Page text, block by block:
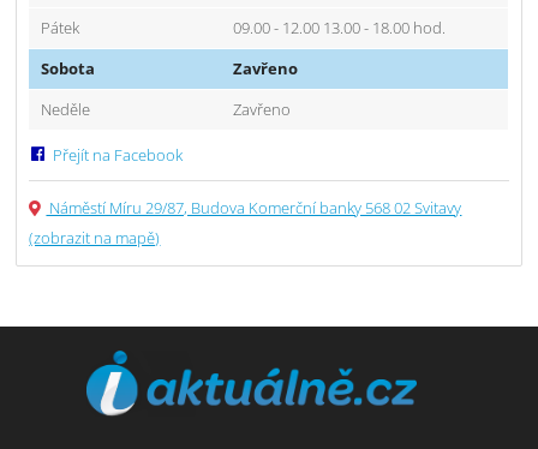
Pátek
09.00 - 12.00 13.00 - 18.00 hod.
Sobota
Zavřeno
Neděle
Zavřeno
Přejít na Facebook
Náměstí Míru 29/87, Budova Komerční banky 568 02 Svitavy
(zobrazit na mapě)